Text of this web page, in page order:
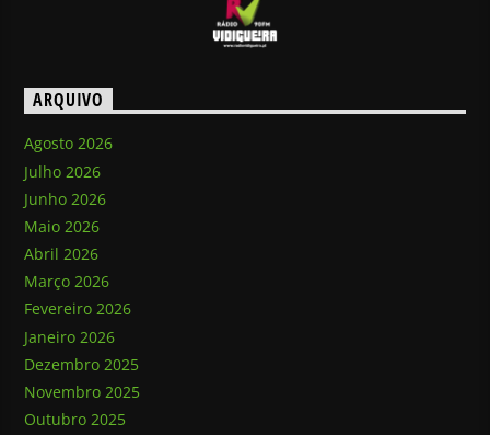
ARQUIVO
Agosto 2026
Julho 2026
Junho 2026
Maio 2026
Abril 2026
Março 2026
Fevereiro 2026
Janeiro 2026
Dezembro 2025
Novembro 2025
Outubro 2025